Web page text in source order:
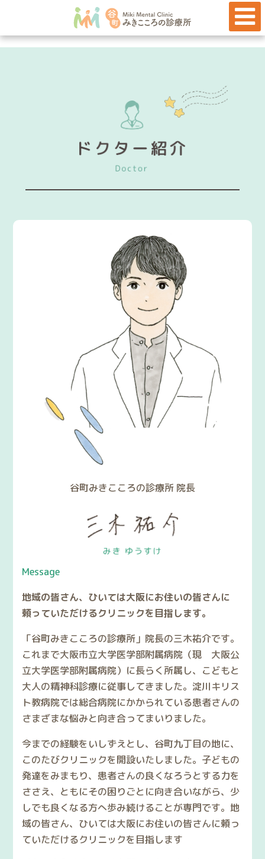
谷町みきこころの診療所 院長
Message
地域の皆さん、ひいては大阪にお住いの皆さんに
頼っていただけるクリニックを目指します。
「谷町みきこころの診療所」院長の三木祐介です。
これまで大阪市立大学医学部附属病院（現 大阪公
立大学医学部附属病院）に長らく所属し、こどもと
大人の精神科診療に従事してきました。淀川キリス
ト教病院では総合病院にかかられている患者さんの
さまざまな悩みと向き合ってまいりました。
今までの経験をいしずえとし、谷町九丁目の地に、
このたびクリニックを開設いたしました。子どもの
発達をみまもり、患者さんの良くなろうとする力を
ささえ、ともにその困りごとに向き合いながら、少
しでも良くなる方へ歩み続けることが専門です。地
域の皆さん、ひいては大阪にお住いの皆さんに頼っ
ていただけるクリニックを目指します
心療内科・精神科・児童精神科
ホーム
医院のご案内
初めての方へ
診療案内
お悩みから探す
疾患名から探す
よくあるご質問
アクセス